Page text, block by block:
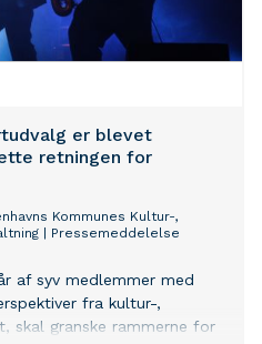
er blevet
retningen for
Kommunes Kultur-,
Pressemeddelelse
af syv medlemmer med
fra kultur-,
skal granske rammerne for